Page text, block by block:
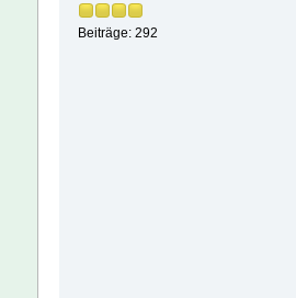
Beiträge: 292